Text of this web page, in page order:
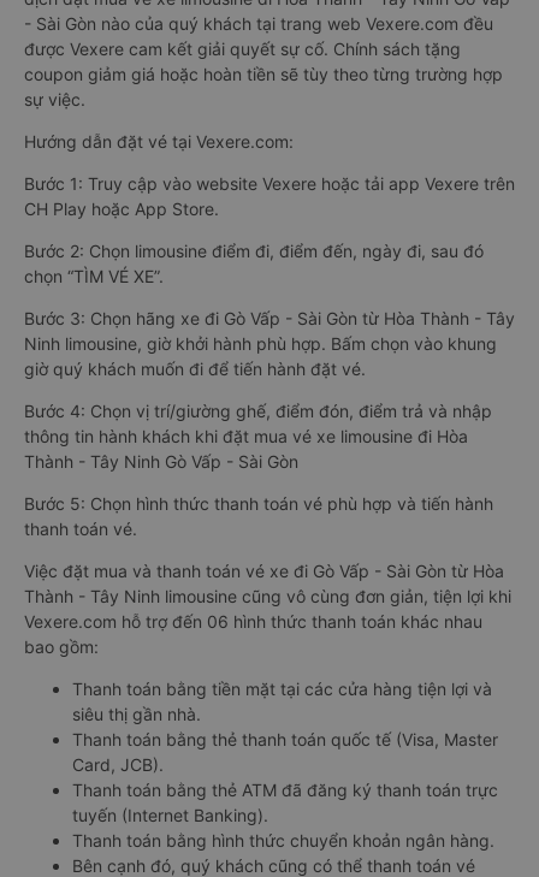
- Sài Gòn nào của quý khách tại trang web Vexere.com đều
được Vexere cam kết giải quyết sự cố. Chính sách tặng
coupon giảm giá hoặc hoàn tiền sẽ tùy theo từng trường hợp
sự việc.
Hướng dẫn đặt vé tại Vexere.com:
Bước 1: Truy cập vào website Vexere hoặc tải app Vexere trên
CH Play hoặc App Store.
Bước 2: Chọn limousine điểm đi, điểm đến, ngày đi, sau đó
chọn “TÌM VÉ XE”.
Bước 3: Chọn hãng xe đi Gò Vấp - Sài Gòn từ Hòa Thành - Tây
Ninh limousine, giờ khởi hành phù hợp. Bấm chọn vào khung
giờ quý khách muốn đi để tiến hành đặt vé.
Bước 4: Chọn vị trí/giường ghế, điểm đón, điểm trả và nhập
thông tin hành khách khi đặt mua vé xe limousine đi Hòa
Thành - Tây Ninh Gò Vấp - Sài Gòn
Bước 5: Chọn hình thức thanh toán vé phù hợp và tiến hành
thanh toán vé.
Việc đặt mua và thanh toán vé xe đi Gò Vấp - Sài Gòn từ Hòa
Thành - Tây Ninh limousine cũng vô cùng đơn giản, tiện lợi khi
Vexere.com hỗ trợ đến 06 hình thức thanh toán khác nhau
bao gồm:
Thanh toán bằng tiền mặt tại các cửa hàng tiện lợi và
siêu thị gần nhà.
Thanh toán bằng thẻ thanh toán quốc tế (Visa, Master
Card, JCB).
Thanh toán bằng thẻ ATM đã đăng ký thanh toán trực
tuyến (Internet Banking).
Thanh toán bằng hình thức chuyển khoản ngân hàng.
Bên cạnh đó, quý khách cũng có thể thanh toán vé